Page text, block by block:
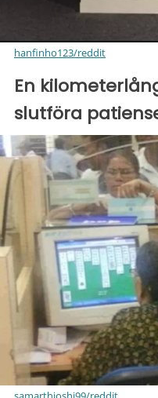
hanfinho123/reddit
En
slutföra